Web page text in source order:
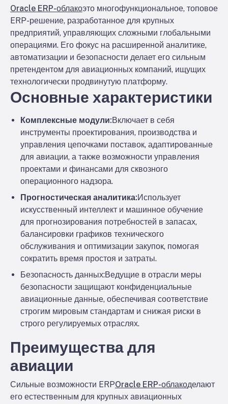
Oracle ERP-облакоэто многофункциональное, топовое
ERP-решение, разработанное для крупных
предприятий, управляющих сложными глобальными
операциями. Его фокус на расширенной аналитике,
автоматизации и безопасности делает его сильным
претендентом для авиационных компаний, ищущих
технологически продвинутую платформу.
Основные характеристики
Комплексные модули:Включает в себя
инструменты проектирования, производства и
управления цепочками поставок, адаптированные
для авиации, а также возможности управления
проектами и финансами для сквозного
операционного надзора.
Прогностическая аналитика:Использует
искусственный интеллект и машинное обучение
для прогнозирования потребностей в запасах,
балансировки графиков технического
обслуживания и оптимизации закупок, помогая
сократить время простоя и затраты.
Безопасность данных:Ведущие в отрасли меры
безопасности защищают конфиденциальные
авиационные данные, обеспечивая соответствие
строгим мировым стандартам и снижая риски в
строго регулируемых отраслях.
Преимущества для
авиации
Сильные возможности ERPOracle ERP-облакоделают
его естественным для крупных авиационных